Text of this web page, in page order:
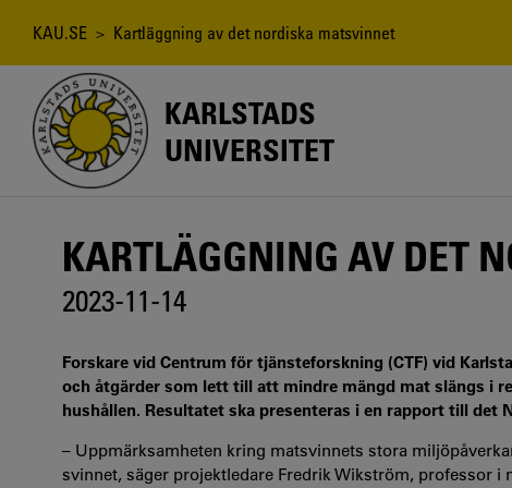
Länkstig
KAU.SE > Kartläggning av det nordiska matsvinnet
KARLSTADS
UNIVERSITET
KARTLÄGGNING AV DET
2023-11-14
Forskare vid Centrum för tjänsteforskning (CTF) vid
och åtgärder som lett till att mindre mängd mat slängs i
hushållen. Resultatet ska presenteras i en rapport till det
– Uppmärksamheten kring matsvinnets stora
svinnet, säger projektledare Fredrik Wikström, professor i